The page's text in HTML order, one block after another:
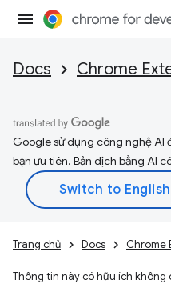
Docs Chrome
Google sử dụng công nghệ AI
bạn ưu tiên. Bản dịch bằng AI
Trang chủ Docs Chrome
Thông tin này có hữu ích không